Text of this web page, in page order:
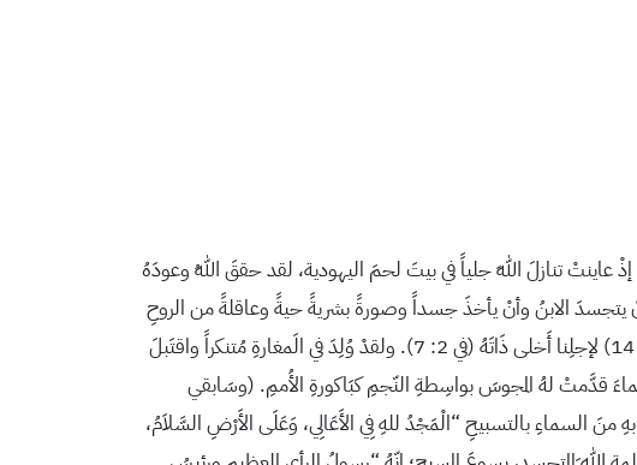
تنازلَ اللهِ جلياً في بيتَ لحمَ اليهودية، لقد حققَ اللهُ وعودَهُ
يتجسدَ الابنُ وأنْ يأخذَ جسداً وصورةً بشريةً حيةً وعاقلةً من الروحِ
القدسِ ومنَ الدائمةِ البتوليةِ مريم، كما علِمَ وشاءَ وارتضى ويقولُ الإنجيليُّ يوحنا وَالْكَلِمَةُ صَارَ جَسَدًا وَحَلَّ بَيْنَنَا (يو 1: 14) لإجلِنا أَخلى ذَاتَهُ (في 2: 7). ولقدْ وُلِدَ في الَمغارةِ مُتنكراً واقتَبلَ
قدَّمتْ لهُ المجوسَ بواسِطةِ النّجمِ كبَاكورةِ الأُممِ. (وسَابقي
السماءِ بالتسبيحِ “الْمَجْدُ للهِ فِي الأَعَالِي، وَعَلَى الأَرْضِ السَّلاَمُ،